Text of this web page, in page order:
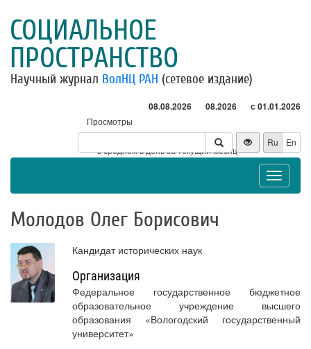
СОЦИАЛЬНОЕ
ПРОСТРАНСТВО
Научный журнал ВолНЦ РАН (сетевое издание)
08.08.2026 08.2026 с 01.01.2026
Просмотры
Посетители
* - в среднем в день за текущий месяц
Ru En
Toggle
Молодов Олег Борисович
Кандидат исторических наук
Организация
Федеральное государственное бюджетное
образовательное учреждение высшего
образования «Вологодский государственный
университет»